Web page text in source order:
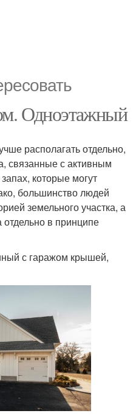
Одноэтажный
располагать отдельно,
связанные с активным
которые могут
большинство людей
земельного участка, а
отдельно в принципе
с гаражом крышей,